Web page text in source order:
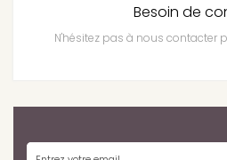
Besoin de
N'hésitez pas à nous contacter